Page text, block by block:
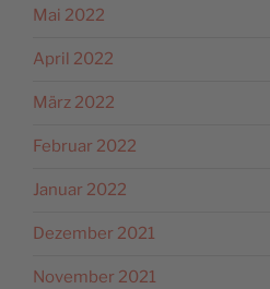
Mai 2022
April 2022
März 2022
Februar 2022
Januar 2022
Dezember 2021
November 2021